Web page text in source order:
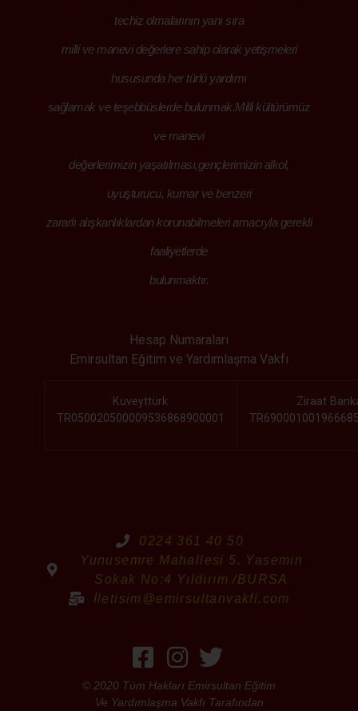
techiz olmalarının yanı sıra
milli ve manevi değerlere sahip olarak yetişmeleri
hususunda her türlü yardımı
sağlamak ve teşebbüslerde bulunmak.Milli kültürümüz
ve manevi
değerlerimizin yaşatılması,gençlerimizin alkol,
uyuşturucu, kumar ve benzeri
zararlı alışkanlıklardan korunabilmeleri amacıyla gerekli
faaliyetlerde
bulunmaktır.
Hesap Numaraları
Emirsultan Eğitim ve Yardımlaşma Vakfı
Kuveyttürk
TR050020500009536868900001
Ziraat
0224 361 40 50
Yunusemre Mahallesi 5. Yasemin
Sokak No:4 Yıldırım /BURSA
İletisim@emirsultanvakfi.com
© 2020 Tüm Hakları Emirsultan Eğitim
Ve Yardımlaşma Vakfı Tarafından